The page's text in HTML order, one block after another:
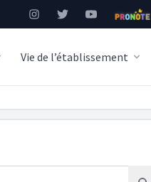
InstagramTwitterYouTubePronote
Vie de l’établissement